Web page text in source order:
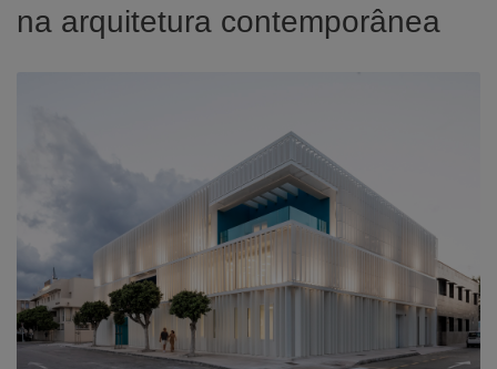
na arquitetura contemporânea